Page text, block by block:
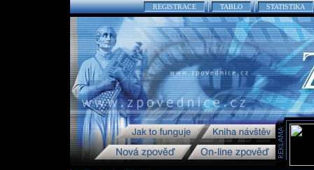
REGISTRACE TABLO STATISTIKA